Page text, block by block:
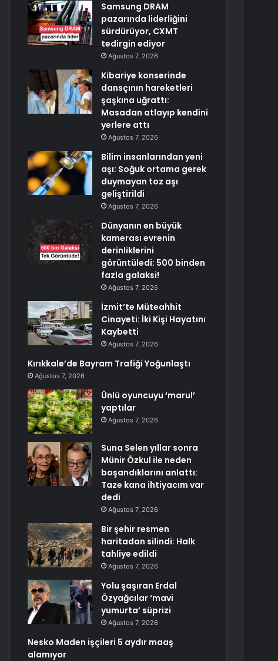
Samsung DRAM
pazarında liderliğini
sürdürüyor, CXMT
tedirgin ediyor
Ağustos 7, 2026
Kibariye konserinde
dansçının hareketleri
şaşkına uğrattı:
Masadan atlayıp kendini
yerlere attı
Ağustos 7, 2026
Bilim insanlarından yeni
aşı: Soğuk ortama gerek
duymayan toz aşı
geliştirildi
Ağustos 7, 2026
Dünyanın en büyük
kamerası evrenin
derinliklerini
görüntüledi: 500 binden
fazla galaksi!
Ağustos 7, 2026
İzmit’te Müteahhit
Cinayeti: İki Kişi Hayatını
Kaybetti
Ağustos 7, 2026
Kırıkkale’de Bayram Trafiği Yoğunlaştı
Ağustos 7, 2026
Ünlü oyuncuyu ‘marul’
yaptılar
Ağustos 7, 2026
Suna Selen yıllar sonra
Münir Özkul ile neden
boşandıklarını anlattı:
Taze kana ihtiyacım var
dedi
Ağustos 7, 2026
Bir şehir resmen
haritadan silindi: Halk
tahliye edildi
Ağustos 7, 2026
Yolu şaşıran Erdal
Özyağcılar ‘mavi
yumurta’ süprizi
Ağustos 7, 2026
Nesko Maden işçileri 5 aydır maaş
alamıyor